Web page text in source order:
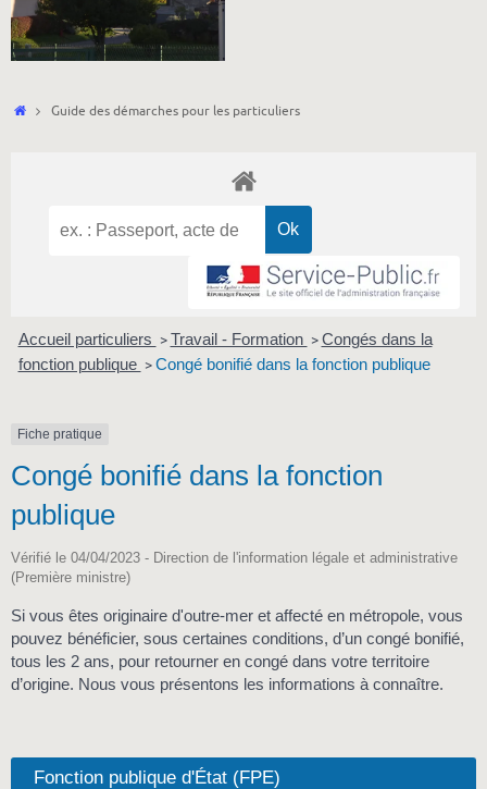
Accueil
Guide des démarches pour les particuliers
Accueil particuliers > Travail - Formation > Congés dans la
fonction publique > Congé bonifié dans la fonction publique
Fiche pratique
Congé bonifié dans la fonction
publique
Vérifié le 04/04/2023 - Direction de l'information légale et administrative
(Première ministre)
Si vous êtes originaire d'outre-mer et affecté en métropole, vous
pouvez bénéficier, sous certaines conditions, d’un congé bonifié,
tous les 2 ans, pour retourner en congé dans votre territoire
d’origine. Nous vous présentons les informations à connaître.
Fonction publique d'État (FPE)